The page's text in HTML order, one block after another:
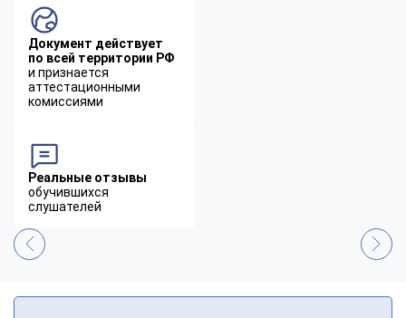
Документ действует
по всей территории РФ
и признается
аттестационными
комиссиями
Реальные отзывы
обучившихся
слушателей